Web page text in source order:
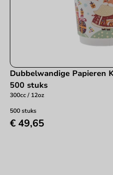
Dubbelwandige Papieren
500 stuks
300cc / 12oz
500 stuks
€ 49,65